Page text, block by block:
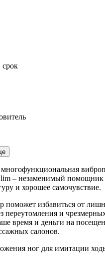
многофункциональная
– незаменимый помощник
и хорошее самочувствие.
поможет избавиться от
переутомления и
время и деньги на
салонов.
ног для имитации